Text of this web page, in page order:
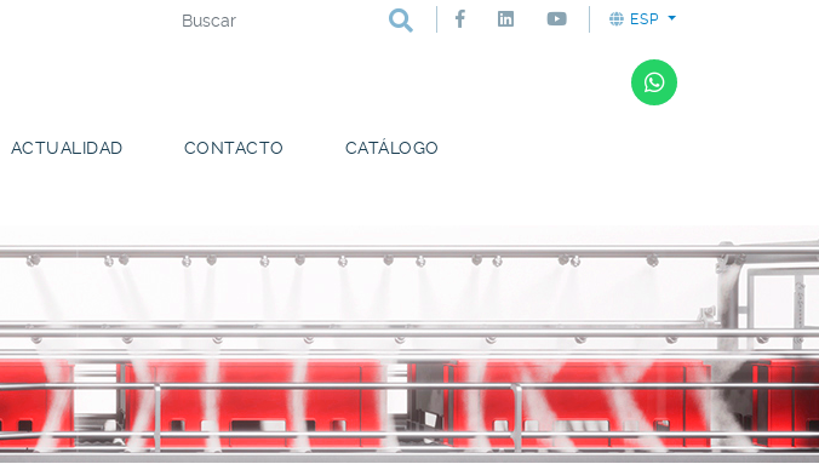
ESP
ACTUALIDAD CONTACTO CATÁLOGO